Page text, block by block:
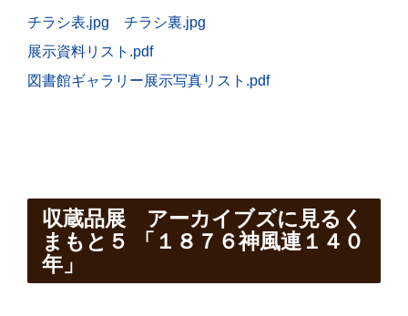
チラシ表.jpg
チラシ裏.jpg
展示資料リスト.pdf
図書館ギャラリー展示写真リスト.pdf
収蔵品展 アーカイブズに見るく
まもと５ 「１８７６神風連１４０
年」